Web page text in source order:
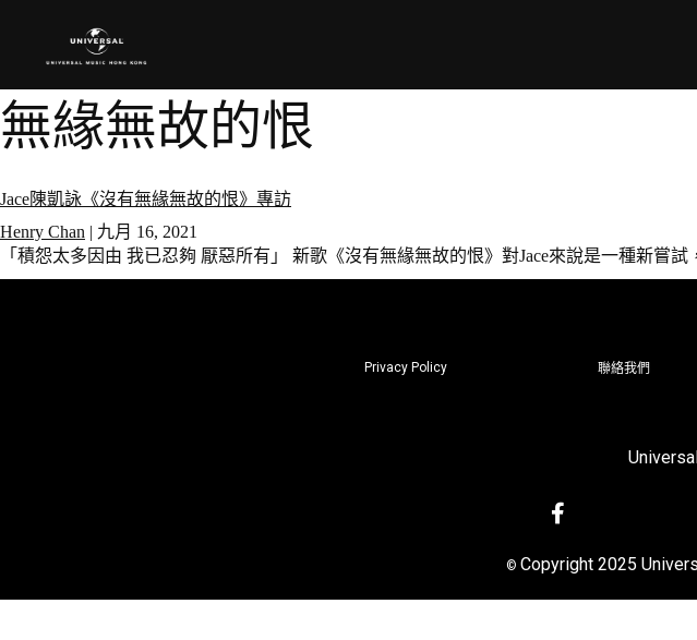
無緣無故的恨
Jace陳凱詠《沒有無緣無故的恨》專訪
Henry Chan | 九月 16, 2021
「積怨太多因由 我已忍夠 厭惡所有」 新歌《沒有無緣無故的恨》對Jace來說是一種新嘗試
Privacy Policy 聯絡我們
© Copyright 2025